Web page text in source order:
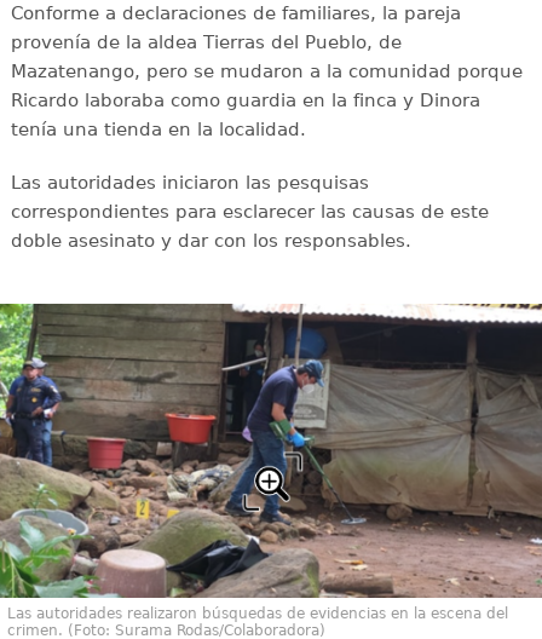
Conforme a declaraciones de familiares, la pareja
provenía de la aldea Tierras del Pueblo, de
Mazatenango, pero se mudaron a la comunidad porque
Ricardo laboraba como guardia en la finca y Dinora
tenía una tienda en la localidad.
Las autoridades iniciaron las pesquisas
correspondientes para esclarecer las causas de este
doble asesinato y dar con los responsables.
Las autoridades realizaron búsquedas de evidencias en la escena del
crimen. (Foto: Surama Rodas/Colaboradora)